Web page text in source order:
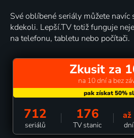
Své oblíbené seriály můžete
kdekoli. Lepší.TV totiž funguje
na telefonu, tabletu nebo počítači.
Zkusit za
na 10 dní a bez
712
seriálů
176
TV stanic
až